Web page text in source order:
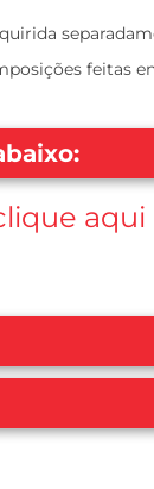
feitas
aqui